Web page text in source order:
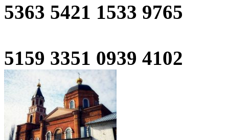
5363 5421 1533 9765
5159 3351 0939 4102